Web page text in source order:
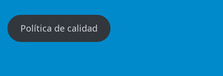
Política de calidad